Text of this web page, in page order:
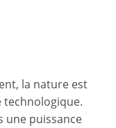
la nature est
une puissance